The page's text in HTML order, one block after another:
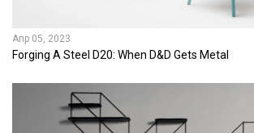
Апр 05, 2023
Forging A Steel D20: When D&D Gets Metal